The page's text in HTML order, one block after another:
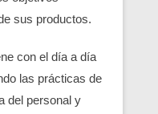
sus productos.
con el día a día
las prácticas de
del personal y